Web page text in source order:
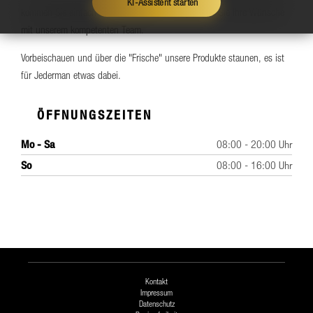
kommen Sie einfach bei uns vorbei und besprechen Sie Ihre Wünsche
mit unserem kompetenten Team.
Vorbeischauen und über die "Frische" unsere Produkte staunen, es ist
für Jederman etwas dabei.
ÖFFNUNGSZEITEN
Mo - Sa
08:00 - 20:00 Uhr
So
08:00 - 16:00 Uhr
Kontakt
Impressum
Datenschutz